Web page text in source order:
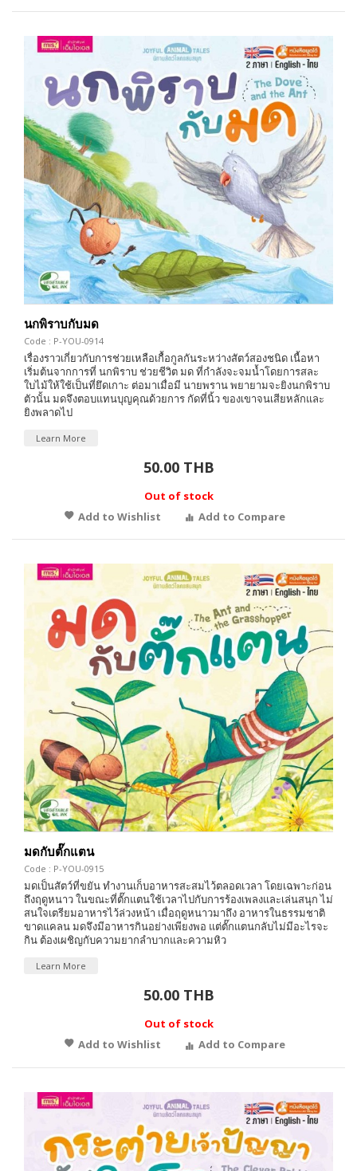
นกพิราบกับมด
Code : P-YOU-0914
เรื่องราวเกี่ยวกับการช่วยเหลือเกื้อกูลกันระหว่างสัตว์สองชนิด เนื้อหา
เริ่มต้นจากการที่ นกพิราบ ช่วยชีวิต มด ที่กำลังจะจมน้ำโดยการสละ
ใบไม้ให้ใช้เป็นที่ยึดเกาะ ต่อมาเมื่อมี นายพราน พยายามจะยิงนกพิราบ
ตัวนั้น มดจึงตอบแทนบุญคุณด้วยการ กัดที่นิ้ว ของเขาจนเสียหลักและ
ยิงพลาดไป
Learn More
50.00 THB
Out of stock
Add to Wishlist
Add to Compare
มดกับตั๊กแตน
Code : P-YOU-0915
มดเป็นสัตว์ที่ขยัน ทำงานเก็บอาหารสะสมไว้ตลอดเวลา โดยเฉพาะก่อน
ถึงฤดูหนาว ในขณะที่ตั๊กแตนใช้เวลาไปกับการร้องเพลงและเล่นสนุก ไม่
สนใจเตรียมอาหารไว้ล่วงหน้า เมื่อฤดูหนาวมาถึง อาหารในธรรมชาติ
ขาดแคลน มดจึงมีอาหารกินอย่างเพียงพอ แต่ตั๊กแตนกลับไม่มีอะไรจะ
กิน ต้องเผชิญกับความยากลำบากและความหิว
Learn More
50.00 THB
Out of stock
Add to Wishlist
Add to Compare